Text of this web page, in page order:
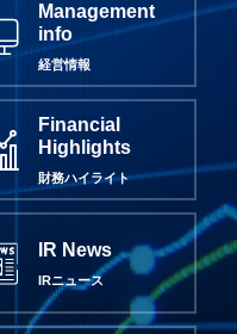
Management
info
経営情報
Financial
Highlights
財務ハイライト
IR News
IRニュース